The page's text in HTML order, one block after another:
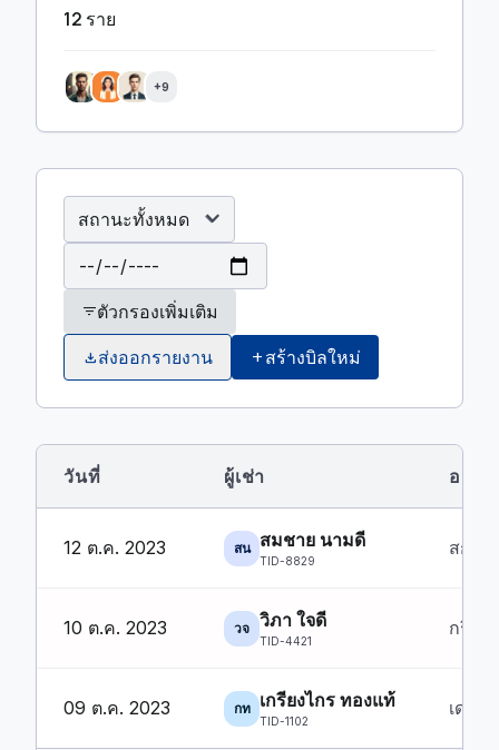
12 ราย
+9
expand_more
filter_listตัวกรองเพิ่มเติม
downloadส่งออกรายงาน add สร้างบิลใหม่
วันที่ ผู้เช่า อสัง
12 ต.ค. 2023 สน สมชาย นามดี
TID-8829
สกาย
10 ต.ค. 2023 วจ วิภา ใจดี
TID-4421
กรีนวิ
09 ต.ค. 2023 กท เกรียงไกร ทองแท้
TID-1102
เดอะ